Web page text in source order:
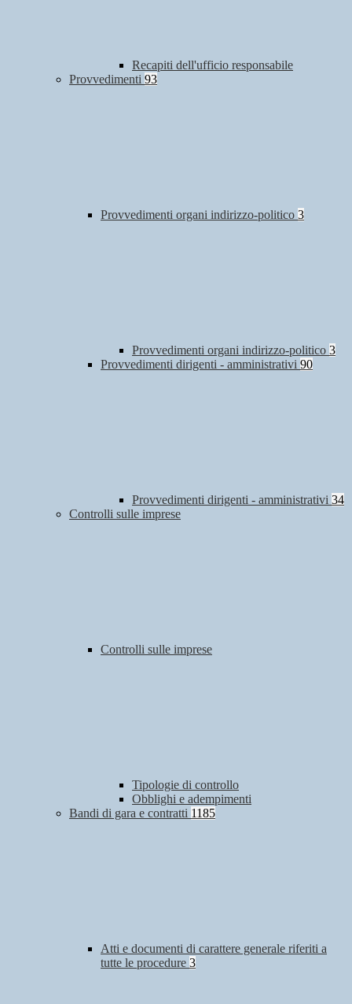
Recapiti dell'ufficio responsabile
Provvedimenti 93
Provvedimenti organi indirizzo-politico 3
Provvedimenti organi indirizzo-politico 3
Provvedimenti dirigenti - amministrativi 90
Provvedimenti dirigenti - amministrativi 34
Controlli sulle imprese
Controlli sulle imprese
Tipologie di controllo
Obblighi e adempimenti
Bandi di gara e contratti 1185
Atti e documenti di carattere generale riferiti a
tutte le procedure 3